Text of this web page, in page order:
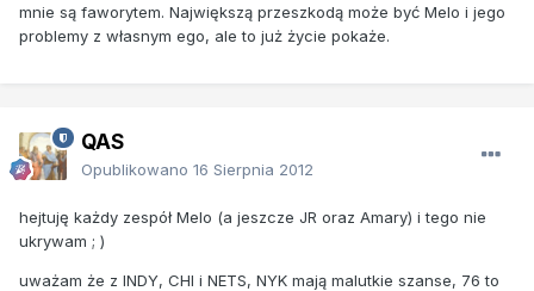
mnie są faworytem. Największą przeszkodą może być Melo i jego
problemy z własnym ego, ale to już życie pokaże.
QAS
Opublikowano 16 Sierpnia 2012
hejtuję każdy zespół Melo (a jeszcze JR oraz Amary) i tego nie
ukrywam ; )
uważam że z INDY, CHI i NETS, NYK mają malutkie szanse, 76 to